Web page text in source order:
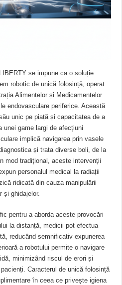
se impune ca o soluție
robotic de unică folosință, operat
Alimentelor și Medicamentelor
endovasculare periferice. Această
unic pe piață și capacitatea de a
unei game largi de afecțiuni
implică navigarea prin vasele
și trata diverse boli, de la
mod tradițional, aceste intervenții
personalul medical la radiații
ridicată din cauza manipulării
și ghidajelor.
pentru a aborda aceste provocări
la distanță, medicii pot efectua
reducând semnificativ expunerea
a robotului permite o navigare
minimizând riscul de erori și
Caracterul de unică folosință
în ceea ce privește igiena